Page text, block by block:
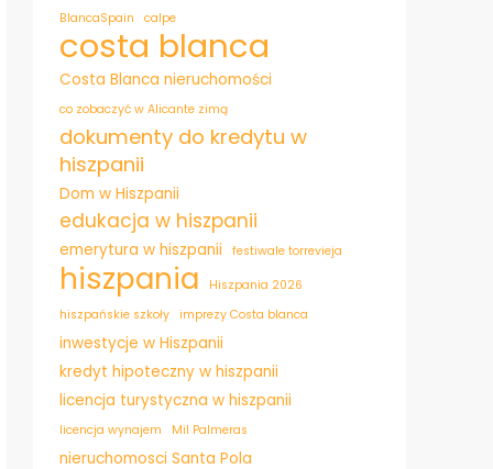
BlancaSpain calpe
costa blanca
Costa Blanca nieruchomości
co zobaczyć w Alicante zimą
dokumenty do kredytu w
hiszpanii
Dom w Hiszpanii
edukacja w hiszpanii
emerytura w hiszpanii festiwale torrevieja
hiszpania
Hiszpania 2026
hiszpańskie szkoły imprezy Costa blanca
inwestycje w Hiszpanii
kredyt hipoteczny w hiszpanii
licencja turystyczna w hiszpanii
licencja wynajem Mil Palmeras
nieruchomosci Santa Pola